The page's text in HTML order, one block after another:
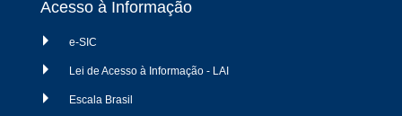
Acesso à Informação
e-SIC
Lei de Acesso à Informação - LAI
Escala Brasil